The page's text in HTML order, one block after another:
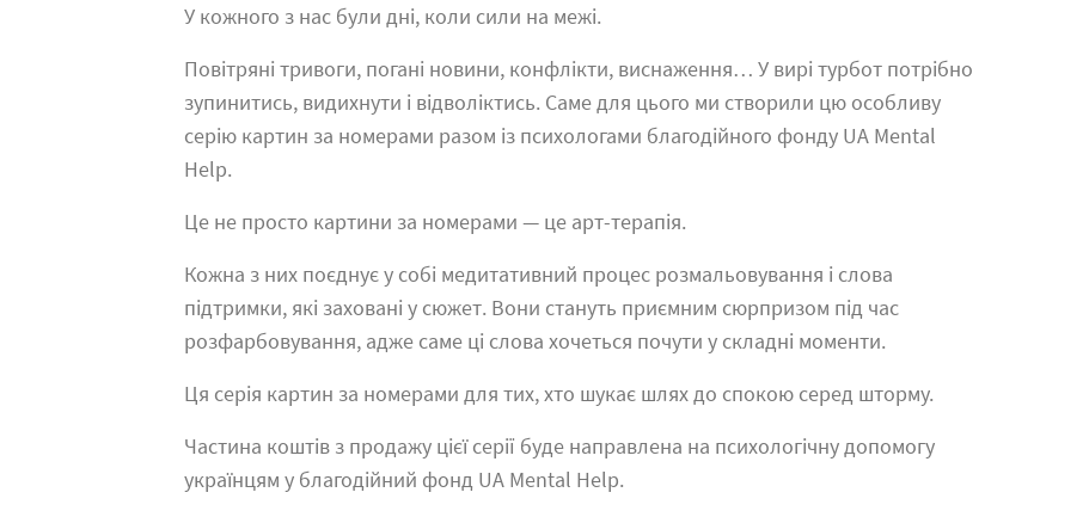
У кожного з нас були дні, коли сили на межі.
Повітряні тривоги, погані новини, конфлікти, виснаження… У вирі турбот потрібно
зупинитись, видихнути і відволіктись. Саме для цього ми створили цю особливу
серію картин за номерами разом із психологами благодійного фонду UA Mental
Help.
Це не просто картини за номерами — це арт-терапія.
Кожна з них поєднує у собі медитативний процес розмальовування і слова
підтримки, які заховані у сюжет. Вони стануть приємним сюрпризом під час
розфарбовування, адже саме ці слова хочеться почути у складні моменти.
Ця серія картин за номерами для тих, хто шукає шлях до спокою серед шторму.
Частина коштів з продажу цієї серії буде направлена на психологічну допомогу
українцям у благодійний фонд UA Mental Help.